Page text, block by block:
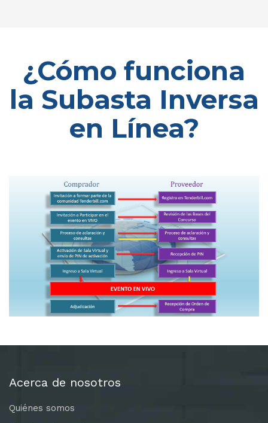
¿Cómo funciona
la Subasta Inversa
en Línea?
Acerca de nosotros
Quiénes somos